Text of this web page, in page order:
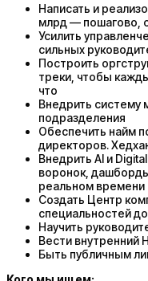
Написать и
млрд — пошагово,
Усилить
сильных
Построить
треки, чтобы
что
Внедрить систему
подразделения
Обеспечить найм
директоров.
Внедрить AI и
воронок,
реальном времени
Создать Центр
специальностей
Научить
Вести внутренний
Быть публичным